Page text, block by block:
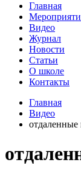
Главная
Видео
Журнал
Новости
Статьи
О школе
Контакты
Главная
Видео
отдаленные